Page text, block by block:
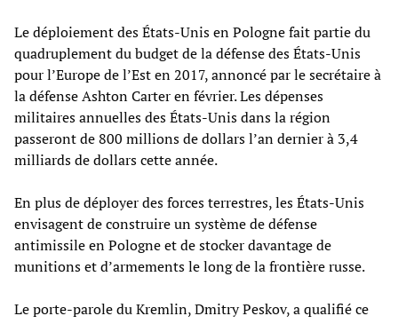
Le déploiement des États-Unis en Pologne fait partie du
quadruplement du budget de la défense des États-Unis
pour l’Europe de l’Est en 2017, annoncé par le secrétaire à
la défense Ashton Carter en février. Les dépenses
militaires annuelles des États-Unis dans la région
passeront de 800 millions de dollars l’an dernier à 3,4
milliards de dollars cette année.
En plus de déployer des forces terrestres, les États-Unis
envisagent de construire un système de défense
antimissile en Pologne et de stocker davantage de
munitions et d’armements le long de la frontière russe.
Le porte-parole du Kremlin, Dmitry Peskov, a qualifié ce